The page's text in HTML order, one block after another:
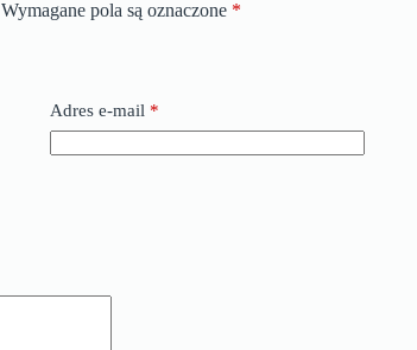
Wymagane pola są oznaczone *
Adres e-mail *